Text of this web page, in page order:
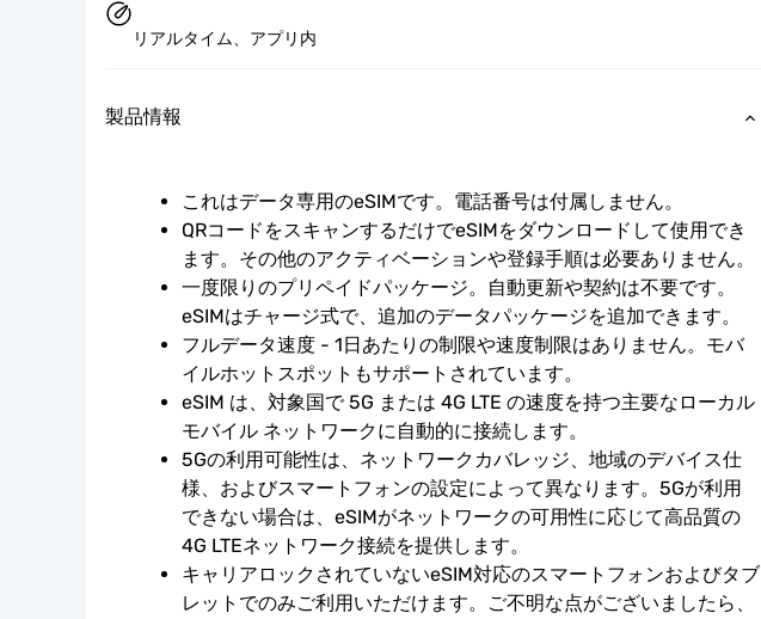
リアルタイム、アプリ内
製品情報
これはデータ専用のeSIMです。電話番号は付属しません。
QRコードをスキャンするだけでeSIMをダウンロードして使用でき
ます。その他のアクティベーションや登録手順は必要ありません。
一度限りのプリペイドパッケージ。自動更新や契約は不要です。
eSIMはチャージ式で、追加のデータパッケージを追加できます。
フルデータ速度 - 1日あたりの制限や速度制限はありません。モバ
イルホットスポットもサポートされています。
eSIM は、対象国で 5G または 4G LTE の速度を持つ主要なローカル
モバイル ネットワークに自動的に接続します。
5Gの利用可能性は、ネットワークカバレッジ、地域のデバイス仕
様、およびスマートフォンの設定によって異なります。5Gが利用
できない場合は、eSIMがネットワークの可用性に応じて高品質の
4G LTEネットワーク接続を提供します。
キャリアロックされていないeSIM対応のスマートフォンおよびタブ
レットでのみご利用いただけます。ご不明な点がございましたら、